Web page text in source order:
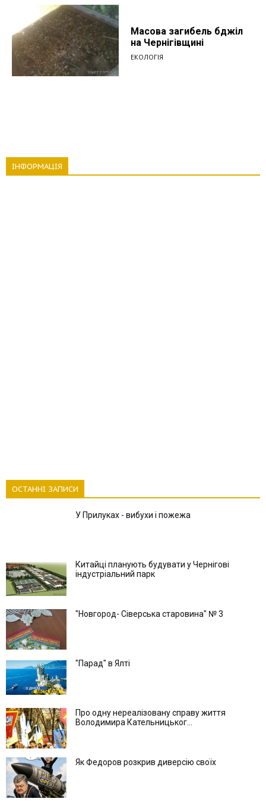
Масова загибель бджіл
на Чернігівщині
ЕКОЛОГІЯ
ІНФОРМАЦІЯ
ОСТАННІ ЗАПИСИ
У Прилуках - вибухи і пожежа
Китайці планують будувати у Чернігові
індустріальний парк
"Новгород- Сіверська старовина" № 3
"Парад" в Ялті
Про одну нереалізовану справу життя
Володимира Кательницьког...
Як Федоров розкрив диверсію своїх